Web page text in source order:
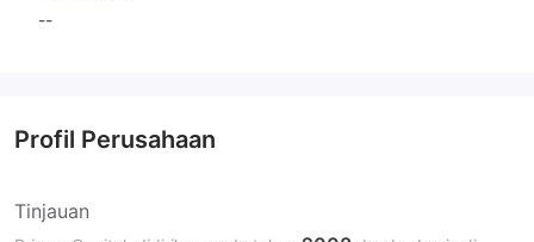
--
Profil Perusahaan
Tinjauan